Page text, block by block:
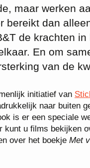
maar werken
bereikt dan
de krachten in
En om
van de
initiatief van
naar buiten
is er een speciale
u films bekijken
over het boekje Met